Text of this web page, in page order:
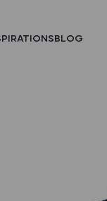
BLOG